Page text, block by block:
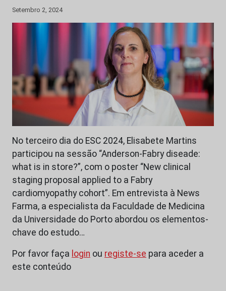
Setembro 2, 2024
No terceiro dia do ESC 2024, Elisabete Martins
participou na sessão “Anderson-Fabry diseade:
what is in store?”, com o poster “New clinical
staging proposal applied to a Fabry
cardiomyopathy cohort”. Em entrevista à News
Farma, a especialista da Faculdade de Medicina
da Universidade do Porto abordou os elementos-
chave do estudo…
Por favor faça login ou registe-se para aceder a
este conteúdo